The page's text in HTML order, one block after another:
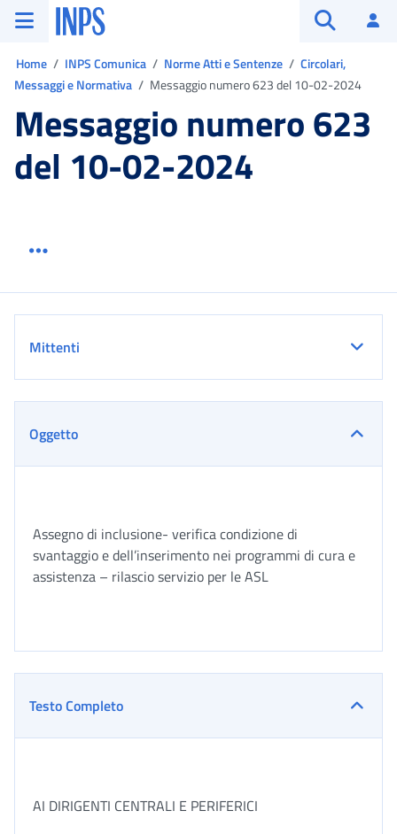
Vai al menu principale
Vai al contenuto principale
Vai al pie' di pagina
INPS ()
Home INPS Comunica Norme Atti e Sentenze
Circolari,
Messaggi e Normativa
Messaggio numero 623 del 10-02-2024
Messaggio numero 623
del 10-02-2024
Mittenti
Oggetto
Assegno di inclusione- verifica condizione di
svantaggio e dell’inserimento nei programmi di cura e
assistenza – rilascio servizio per le ASL
Testo Completo
AI DIRIGENTI CENTRALI E PERIFERICI